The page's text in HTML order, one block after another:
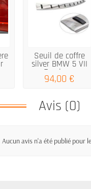
Seuil de coffre
silver BMW 5 VII
Touring...
94,00 €
Avis (0)
Aucun avis n'a été publié pour